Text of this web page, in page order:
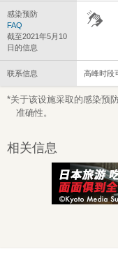
感染预防
FAQ
截至2021年5月10
日的信息
联系信息 高峰时段
*关于该设施采取的感染预
准确性。
相关信息